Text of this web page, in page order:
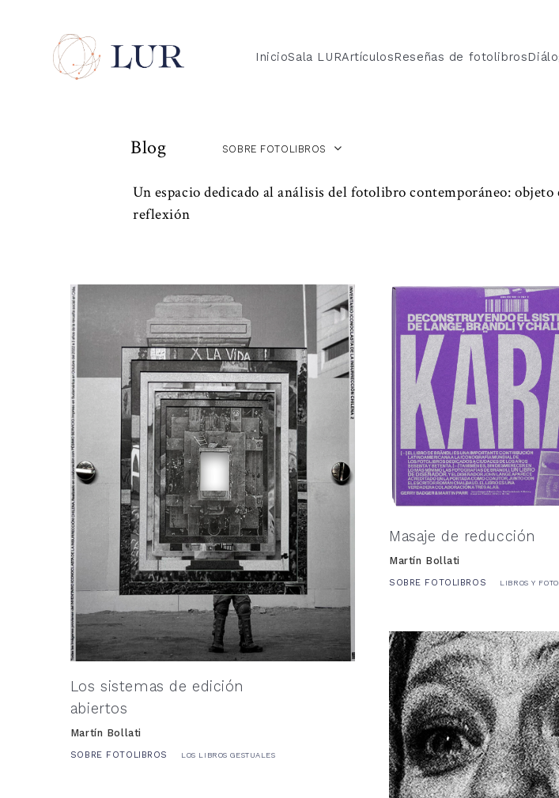
InicioSala LURArtículosReseñas de fotolibros
Blog SOBRE FOTOLIBROS
Un espacio dedicado al análisis del fotolibro contemporáneo:
reflexión
Los sistemas de edición
abiertos
Martín Bollati
SOBRE FOTOLIBROS LOS LIBROS GESTUALES
Masaje de reducción
Martín Bollati
SOBRE FOTOLIBROS LIBROS Y